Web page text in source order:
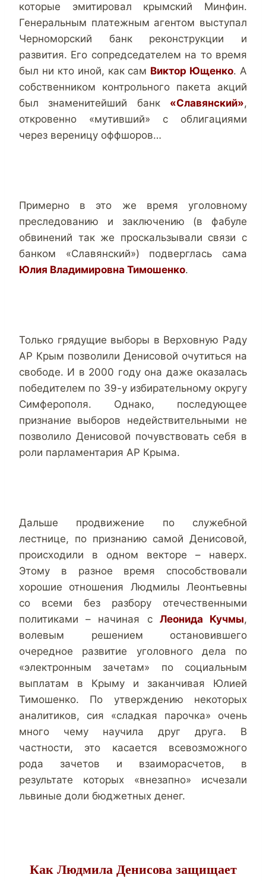
которые эмитировал крымский Минфин.
Генеральным платежным агентом выступал
Черноморский банк реконструкции и
развития. Его сопредседателем на то время
был ни кто иной, как сам Виктор Ющенко. А
собственником контрольного пакета акций
был знаменитейший банк «Славянский»,
откровенно «мутивший» с облигациями
через вереницу оффшоров…
Примерно в это же время уголовному
преследованию и заключению (в фабуле
обвинений так же проскальзывали связи с
банком «Славянский») подверглась сама
Юлия Владимировна Тимошенко.
Только грядущие выборы в Верховную Раду
АР Крым позволили Денисовой очутиться на
свободе. И в 2000 году она даже оказалась
победителем по 39-у избирательному округу
Симферополя. Однако, последующее
признание выборов недействительными не
позволило Денисовой почувствовать себя в
роли парламентария АР Крыма.
Дальше продвижение по служебной
лестнице, по признанию самой Денисовой,
происходили в одном векторе – наверх.
Этому в разное время способствовали
хорошие отношения Людмилы Леонтьевны
со всеми без разбору отечественными
политиками – начиная с Леонида Кучмы,
волевым решением остановившего
очередное развитие уголовного дела по
«электронным зачетам» по социальным
выплатам в Крыму и заканчивая Юлией
Тимошенко. По утверждению некоторых
аналитиков, сия «сладкая парочка» очень
много чему научила друг друга. В
частности, это касается всевозможного
рода зачетов и взаиморасчетов, в
результате которых «внезапно» исчезали
львиные доли бюджетных денег.
Как Людмила Денисова защищает